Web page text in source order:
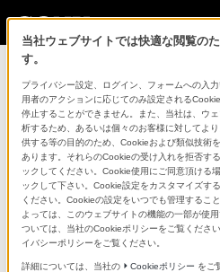
「できたら
「安心
当社ウェブサイトでは快適な閲覧の
す。
プライバシー設定、ログイン、フォームへの入
用者のアクションに応じてのみ設定される
停止することができません。また、当社は、ウ
析するため、あるいは個々のお客様に対してよ
供する等の目的のため、Cookieおよび類似技術
あります。それらのCookieの受け入れを拒否す
ックしてください。Cookie使用にご同意頂ける
ックして下さい。Cookie設定をカスタマイズす
ください。Cookieの設定をいつでも管理するこ
よっては、このウェブサイトの機能の一部が使
ついては、当社のCookieポリシーをご覧くださ
イバシーポリシーをご覧ください。
詳細については、当社の Cookieポリシー をご